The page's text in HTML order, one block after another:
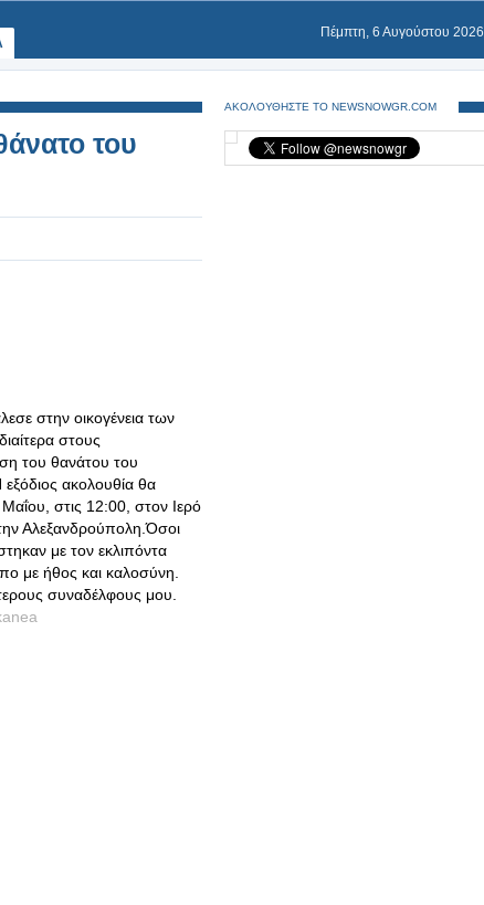
Πέμπτη, 6 Αυγούστου 2026
του
στην οικογένεια των
στους
του θανάτου του
ακολουθία θα
Μαΐου, στις 12:00, στον Ιερό
Αλεξανδρούπολη.Όσοι
με τον εκλιπόντα
με ήθος και καλοσύνη.
συναδέλφους μου.
ΑΚΟΛΟΥΘΗΣΤΕ ΤΟ NEWSNOWGR.COM